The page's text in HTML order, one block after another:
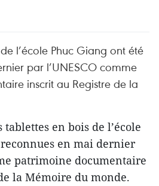
l’école Phuc Giang ont été
par l’UNESCO comme
inscrit au Registre de la
en bois de l’école
en mai dernier
patrimoine documentaire
la Mémoire du monde.